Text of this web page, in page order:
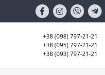
+38 (098) 797-21-21
+38 (095) 797-21-21
+38 (093) 797-21-21